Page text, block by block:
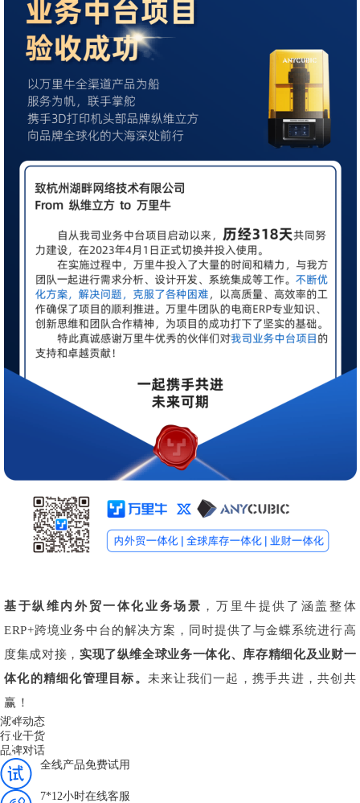
基于纵维内外贸一体化业务场景 ，万里牛提供了涵盖整体
ERP+跨境业务中台的解决方案，同时提供了与金蝶系统进行高
度集成对接， 实现了纵维全球业务一体化、库存精细化及业财一
体化的精细化管理目标。 未来让我们一起，携手共进，共创共
赢！
湖畔动态
行业干货
品牌对话
全线产品免费试用
7*12小时在线客服